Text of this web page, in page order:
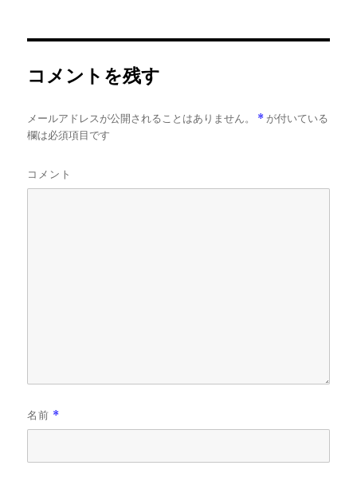
コメントを残す
メールアドレスが公開されることはありません。 * が付いている
欄は必須項目です
コメント
名前 *